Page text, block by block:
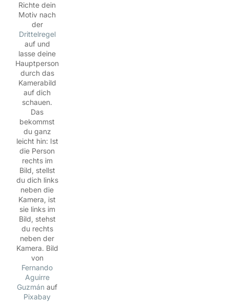
Richte dein
Motiv nach
der
Drittelregel
auf und
lasse deine
Hauptperson
durch das
Kamerabild
auf dich
schauen.
Das
bekommst
du ganz
leicht hin: Ist
die Person
rechts im
Bild, stellst
du dich links
neben die
Kamera, ist
sie links im
Bild, stehst
du rechts
neben der
Kamera. Bild
von
Fernando
Aguirre
Guzmán auf
Pixabay